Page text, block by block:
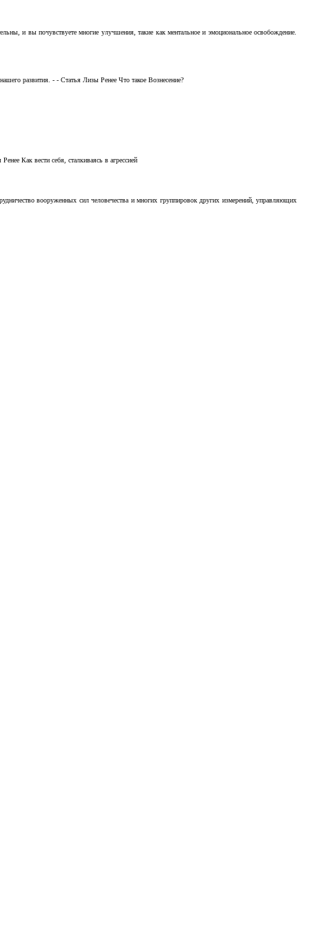
и вы почувствуете многие улучшения, такие как ментальное и эмоциональное освобождение.
развития. - - Статья Лизы Ренее Что такое Вознесение?
Как вести себя, сталкиваясь в агрессией
вооруженных сил человечества и многих группировок других измерений, управляющих